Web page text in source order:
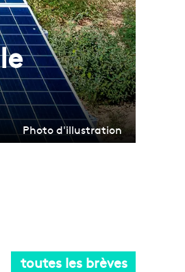
Photo d'illustration
toutes les brèves